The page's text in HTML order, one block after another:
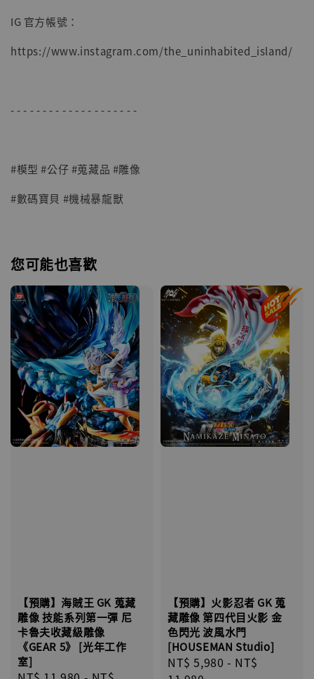
IG 官方帳號：
https://www.instagram.com/the_uninhabited_island/
- - - - - - - - - - - - - - - - - - - -
#模型 #公仔 #蒐藏品 #雕像
#數碼寶貝 #機械暴龍獸
您可能也喜歡
【預購】海賊王 GK 蒐藏
雕像 技能系列第一彈 尼
卡魯夫收藏級雕像
《GEAR 5》 [光年工作
室]
【預購】火影忍者 GK 蒐
藏雕像 第四代目火影 金
色閃光 波風水門
[HOUSEMAN Studio]
Regular
NT$ 5,980 - NT$